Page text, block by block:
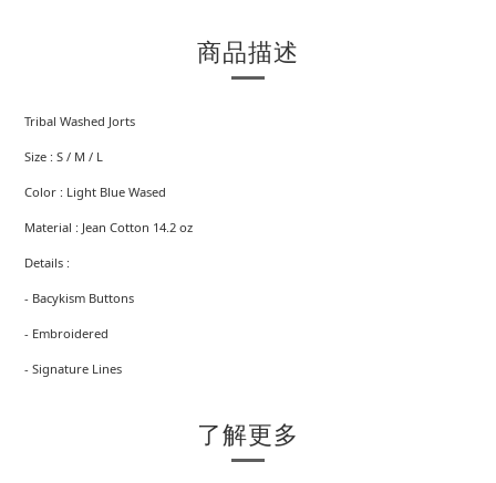
商品描述
Tribal Washed Jorts
Size : S / M / L
Color : Light Blue Wased
Material : Jean Cotton 14.2 oz
Details :
- Bacykism Buttons
- Embroidered
- Signature Lines
了解更多